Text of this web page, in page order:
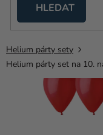
HLEDAT
stany
Kanekalon
Helium
balónky
Helium párty sety
Helium párty set na 10.